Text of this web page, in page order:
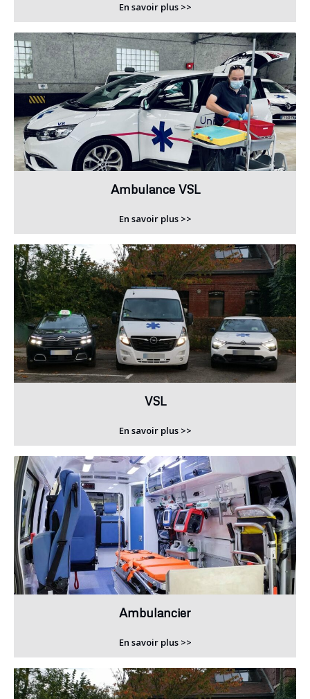
En savoir plus >>
Ambulance VSL
En savoir plus >>
VSL
En savoir plus >>
Ambulancier
En savoir plus >>